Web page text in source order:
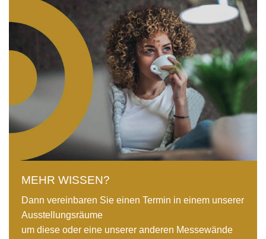
MEHR WISSEN?
Dann vereinbaren Sie einen Termin in einem unserer
Ausstellungsräume
um diese oder eine unserer anderen Messewände